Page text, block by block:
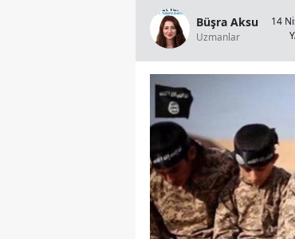
Büşra Aksu
Uzmanlar
14